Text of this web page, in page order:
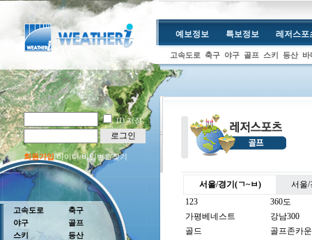
ID 저장
로그인
회원가입아이디/비밀번호찾기
예보정보 특보정보 레저스포
고속도로 축구 야구 골프 스키 등산 바
고속도로
야구
스키
축구
골프
등산
서울/경기(ㄱ~ㅂ)
서울/
123
360도
가평베네스트
강남300
골드
골프존카